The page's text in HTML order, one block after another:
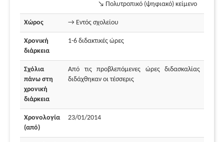
↘ Πολυτροπικό (ψηφιακό) κείμενο
Χώρος → Εντός σχολείου
Χρονική
διάρκεια
1-6 διδακτικές ώρες
Σχόλια
πάνω στη
χρονική
διάρκεια
Από τις προβλεπόμενες ώρες διδασκαλίας
διδάχθηκαν οι τέσσερις
Χρονολογία
(από)
23/01/2014